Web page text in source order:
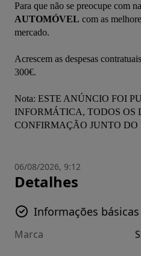
Para que não se preocupe com
AUTOMÓVEL com as
mercado.
Acrescem as despesas
300€.
Nota: ESTE ANÚNCIO FOI
INFORMÁTICA, TODOS OS
CONFIRMAÇÃO JUNTO DO
06/08/2026, 9:12
Detalhes
Informações básicas
Marca